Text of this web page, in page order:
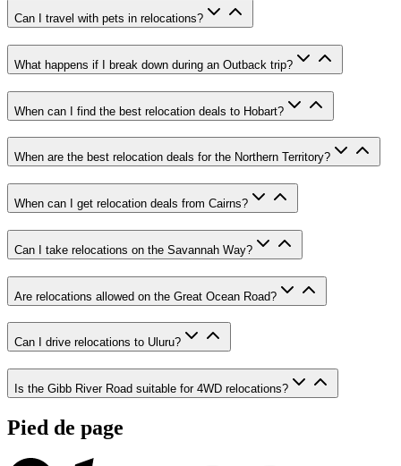
Can I travel with pets in relocations?
What happens if I break down during an Outback trip?
When can I find the best relocation deals to Hobart?
When are the best relocation deals for the Northern Territory?
When can I get relocation deals from Cairns?
Can I take relocations on the Savannah Way?
Are relocations allowed on the Great Ocean Road?
Can I drive relocations to Uluru?
Is the Gibb River Road suitable for 4WD relocations?
Pied de page